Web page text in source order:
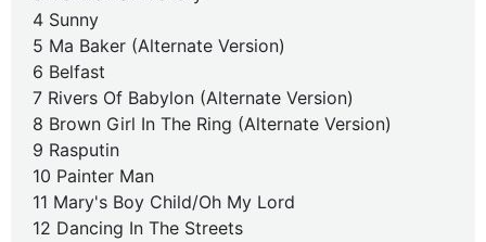
4 Sunny
5 Ma Baker (Alternate Version)
6 Belfast
7 Rivers Of Babylon (Alternate Version)
8 Brown Girl In The Ring (Alternate Version)
9 Rasputin
10 Painter Man
11 Mary's Boy Child/Oh My Lord
12 Dancing In The Streets